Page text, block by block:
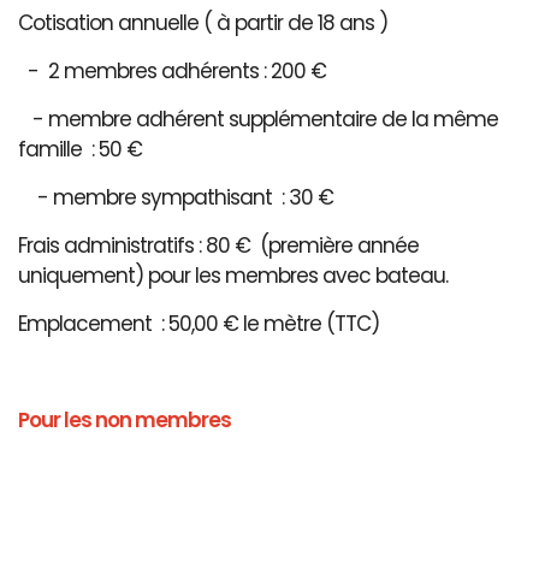
Cotisation annuelle ( à partir de 18 ans )
- 2 membres adhérents : 200 €
- membre adhérent supplémentaire de la même
famille : 50 €
- membre sympathisant : 30 €
Frais administratifs : 80 € (première année
uniquement) pour les membres avec bateau.
Emplacement : 50,00 € le mètre (TTC)
Pour les non membres